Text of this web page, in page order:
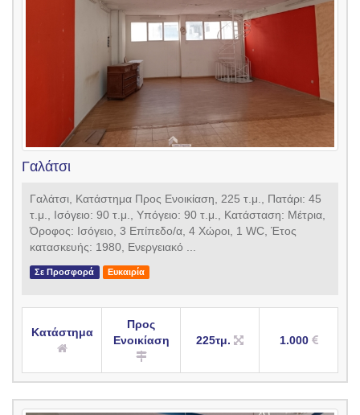
Γαλάτσι
Γαλάτσι, Κατάστημα Προς Ενοικίαση, 225 τ.μ., Πατάρι: 45
τ.μ., Ισόγειο: 90 τ.μ., Υπόγειο: 90 τ.μ., Κατάσταση: Μέτρια,
Όροφος: Ισόγειο, 3 Επίπεδο/α, 4 Χώροι, 1 WC, Έτος
κατασκευής: 1980, Ενεργειακό ...
Σε Προσφορά Ευκαιρία
Κατάστημα
Προς
Ενοικίαση
225τμ. 1.000